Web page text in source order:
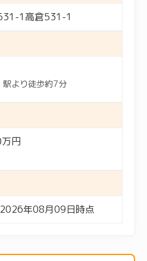
1高倉531-1
駅より徒歩約7分
円
年08月09日時点